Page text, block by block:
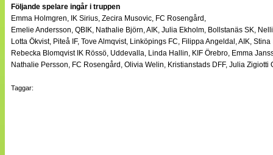
Cuper
Medlemsbilder
Till klubbkassan
NÄTverket
Split vision
Om oss
Följande spelare ingår i truppen
Emma Holmgren, IK Sirius, Zecira Musovic, FC Rosengård,
Emelie Andersson, QBIK, Nathalie Björn, AIK, Julia Ekholm, Bollstanäs SK,
Lotta Ökvist, Piteå IF, Tove Almqvist, Linköpings FC, Filippa Angeldal, AIK,
Rebecka Blomqvist IK Rössö, Uddevalla, Linda Hallin, KIF Örebro, Emma
Nathalie Persson, FC Rosengård, Olivia Welin, Kristianstads DFF, Julia Zigiotti
Taggar: